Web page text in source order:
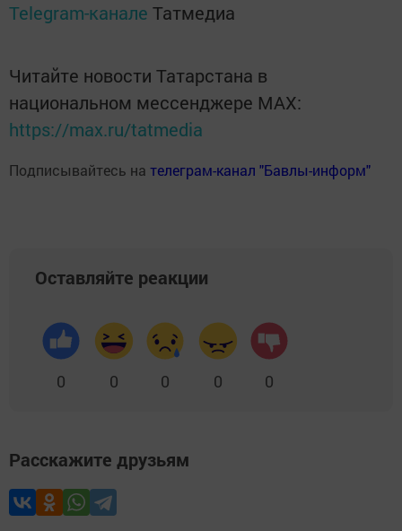
Telegram-канале Татмедиа
Читайте новости Татарстана в
национальном мессенджере MАХ:
https://max.ru/tatmedia
Подписывайтесь на телеграм-канал "Бавлы-информ"
Оставляйте реакции
0 0 0 0 0
Расскажите друзьям